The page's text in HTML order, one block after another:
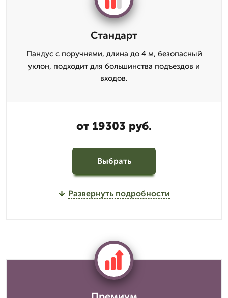
Стандарт
Пандус с поручнями, длина до 4 м, безопасный
уклон, подходит для большинства подъездов и
входов.
от 19303 руб.
Выбрать
Развернуть подробности